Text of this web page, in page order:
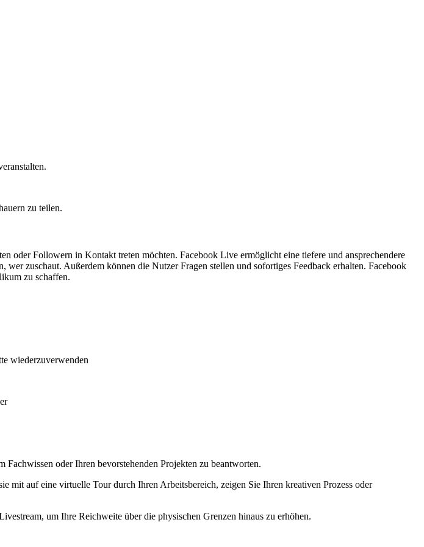
zu teilen.
oder Followern in Kontakt treten möchten. Facebook Live ermöglicht eine tiefere und ansprechendere
zuschaut. Außerdem können die Nutzer Fragen stellen und sofortiges Feedback erhalten. Facebook
zu schaffen.
wiederzuverwenden
oder Ihren bevorstehenden Projekten zu beantworten.
auf eine virtuelle Tour durch Ihren Arbeitsbereich, zeigen Sie Ihren kreativen Prozess oder
um Ihre Reichweite über die physischen Grenzen hinaus zu erhöhen.